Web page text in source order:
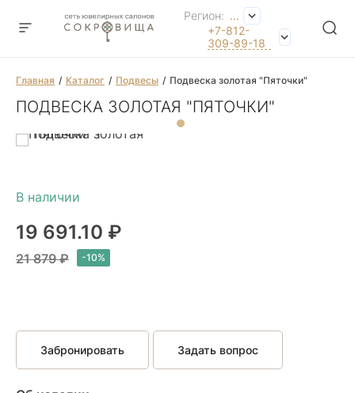
Регион: ...
+7-812-
309-89-18
Главная Каталог Подвесы Подвеска золотая "Пяточки"
ПОДВЕСКА ЗОЛОТАЯ "ПЯТОЧКИ"
19 691.10 ₽
21 879 ₽
Забронировать Задать вопрос